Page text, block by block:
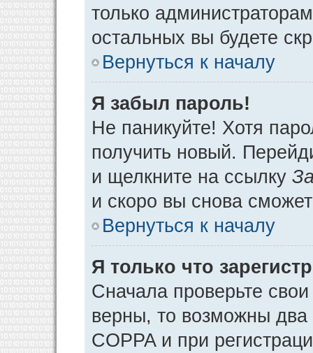
только
остальных вы будете
Вернуться к началу
Я забыл пароль!
Не паникуйте! Хотя
получить новый.
и щелкните на ссылку
и скоро вы снова
Вернуться к началу
Я только что
Сначала проверьте
верны, то возможны
COPPA и при